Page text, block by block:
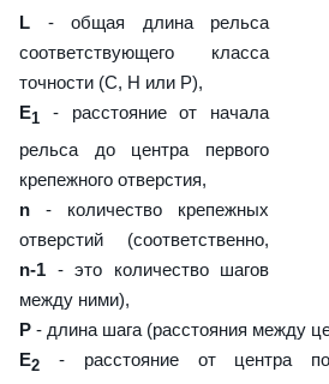
L - общая длина рельса
соответствующего класса
точности (С, H или Р),
E1
- расстояние от начала
рельса до центра первого
крепежного отверстия,
n - количество крепежных
отверстий (соответственно,
n-1 - это количество шагов
между ними),
P - длина шага (расстояния между
E2
- расстояние от центра